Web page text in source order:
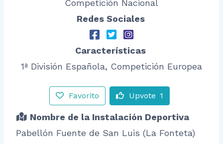
Competición Nacional
Redes Sociales
Características
1ª División Española, Competición Europea
Favorito Upvote 1
Nombre de la Instalación Deportiva
Pabellón Fuente de San Luis (La Fonteta)